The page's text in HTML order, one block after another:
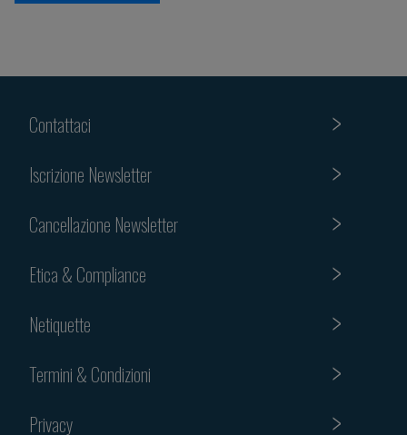
Contattaci
Iscrizione Newsletter
Cancellazione Newsletter
Etica & Compliance
Netiquette
Termini & Condizioni
Privacy